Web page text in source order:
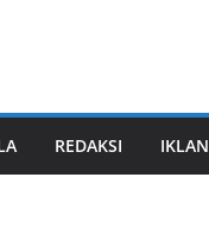
REDAKSI IKLAN